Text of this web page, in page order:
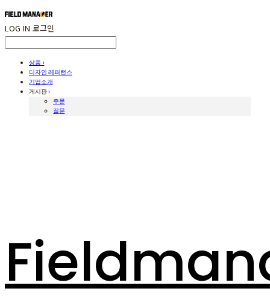
LOG IN 로그인
상품 ›
디자인 레퍼런스
기업소개
게시판 ›
주문
질문